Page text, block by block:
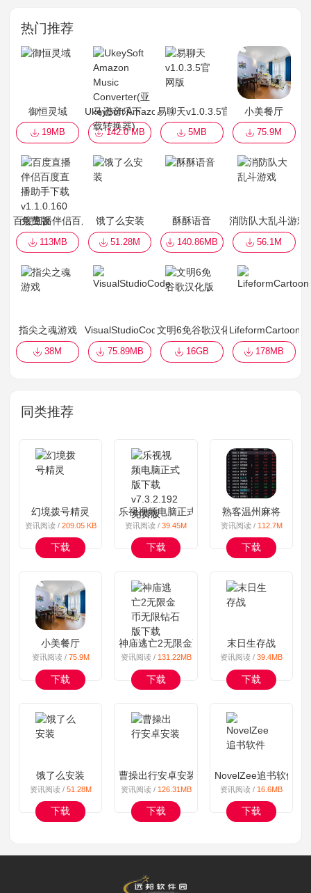
热门推荐
御恒灵域
19MB
UkeySoft Amazon Music Converter(亚马逊音乐下
142.0 MB
易聊天v1.0.3.5官网版
5MB
小美餐厅
75.9M
百度直播伴侣百度直播助手下载 v1.1.0.160免费版
113MB
饿了么安装
51.28M
酥酥语音
140.86MB
消防队大乱斗游戏
56.1M
指尖之魂游戏
38M
VisualStudioCode
75.89MB
文明6免谷歌汉化版
16GB
LifeformCartoon
178MB
同类推荐
幻境拨号精灵
资讯阅读 / 209.05 KB
下载
乐视视频电脑正式版下载 v7.3.2.192免费版
资讯阅读 /39.45M
下载
熟客温州麻将
资讯阅读 / 112.7M
下载
小美餐厅
资讯阅读 / 75.9M
下载
神庙逃亡2无限金币无限钻石版下载
资讯阅读 / 131.22MB
下载
末日生存战
资讯阅读 /39.4MB
下载
饿了么安装
资讯阅读 / 51.28M
下载
曹操出行安卓安装
资讯阅读 / 126.31MB
下载
NovelZee追书软件
资讯阅读 / 16.6MB
下载